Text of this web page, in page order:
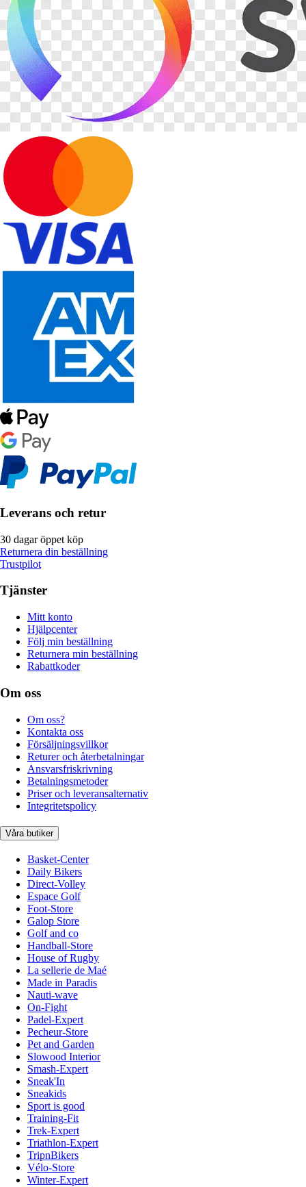
Leverans och retur
30 dagar öppet köp
Returnera din beställning
Trustpilot
Tjänster
Mitt konto
Hjälpcenter
Följ min beställning
Returnera min beställning
Rabattkoder
Om oss
Om oss?
Kontakta oss
Försäljningsvillkor
Returer och återbetalningar
Ansvarsfriskrivning
Betalningsmetoder
Priser och leveransalternativ
Integritetspolicy
Våra butiker
Basket-Center
Daily Bikers
Direct-Volley
Espace Golf
Foot-Store
Galop Store
Golf and co
Handball-Store
House of Rugby
La sellerie de Maé
Made in Paradis
Nauti-wave
On-Fight
Padel-Expert
Pecheur-Store
Pet and Garden
Slowood Interior
Smash-Expert
Sneak'In
Sneakids
Sport is good
Training-Fit
Trek-Expert
Triathlon-Expert
TripnBikers
Vélo-Store
Winter-Expert